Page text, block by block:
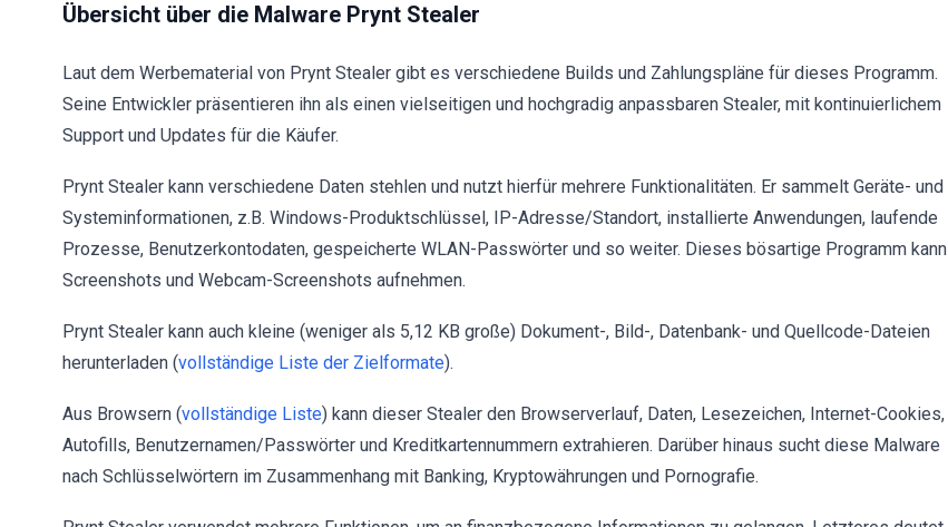
Übersicht über die Malware Prynt Stealer
Laut dem Werbematerial von Prynt Stealer gibt es verschiedene Builds und Zahlungspläne für dieses Programm.
Seine Entwickler präsentieren ihn als einen vielseitigen und hochgradig anpassbaren Stealer, mit kontinuierlichem
Support und Updates für die Käufer.
Prynt Stealer kann verschiedene Daten stehlen und nutzt hierfür mehrere Funktionalitäten. Er sammelt Geräte- und
Systeminformationen, z.B. Windows-Produktschlüssel, IP-Adresse/Standort, installierte Anwendungen, laufende
Prozesse, Benutzerkontodaten, gespeicherte WLAN-Passwörter und so weiter. Dieses bösartige Programm kann
Screenshots und Webcam-Screenshots aufnehmen.
Prynt Stealer kann auch kleine (weniger als 5,12 KB große) Dokument-, Bild-, Datenbank- und Quellcode-Dateien
herunterladen (vollständige Liste der Zielformate).
Aus Browsern (vollständige Liste) kann dieser Stealer den Browserverlauf, Daten, Lesezeichen, Internet-Cookies,
Autofills, Benutzernamen/Passwörter und Kreditkartennummern extrahieren. Darüber hinaus sucht diese Malware
nach Schlüsselwörtern im Zusammenhang mit Banking, Kryptowährungen und Pornografie.